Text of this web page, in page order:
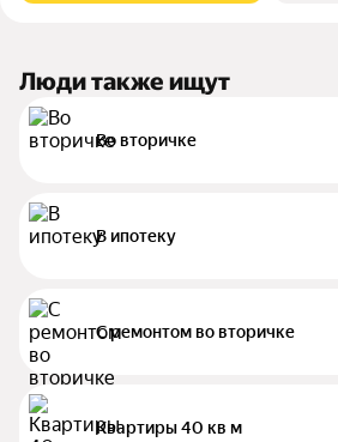
Люди также ищут
Во вторичке
В ипотеку
С ремонтом во вторичке
Квартиры 40 кв м